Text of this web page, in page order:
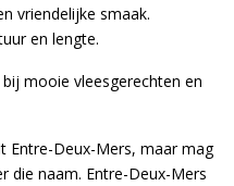
vriendelijke smaak.
en lengte.
bij mooie vleesgerechten en
Entre-Deux-Mers, maar mag
die naam. Entre-Deux-Mers